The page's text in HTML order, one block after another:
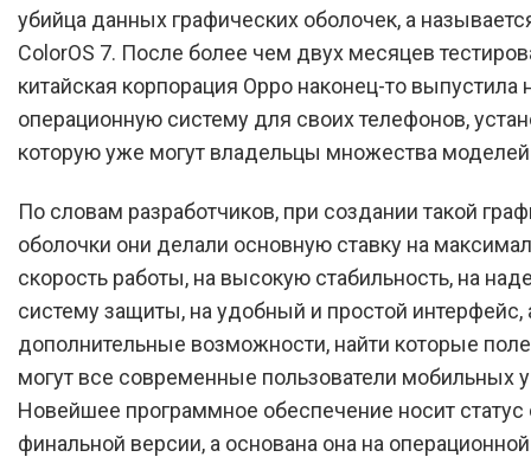
убийца данных графических оболочек, а
ColorOS 7. После более чем двух месяцев
китайская корпорация Oppo наконец-то выпустила
операционную систему для своих телефонов,
которую уже могут владельцы множества
По словам разработчиков, при создании такой
оболочки они делали основную ставку на
скорость работы, на высокую стабильность, на
систему защиты, на удобный и простой интерфейс,
дополнительные возможности, найти которые
могут все современные пользователи мобильных
Новейшее программное обеспечение носит статус
финальной версии, а основана она на